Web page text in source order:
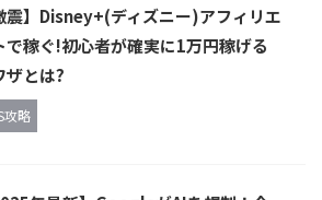
震】Disney+(ディズニー)アフィリエ
で稼ぐ!初心者が確実に1万円稼げる
ザとは?
攻略